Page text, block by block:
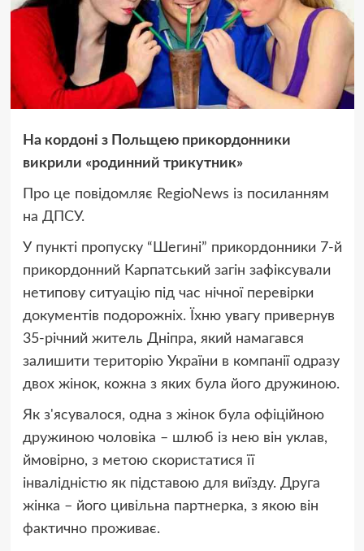
На кордоні з Польщею прикордонники
викрили «родинний трикутник»
Про це повідомляє RegioNews із посиланням
на ДПСУ.
У пункті пропуску “Шегині” прикордонники 7-й
прикордонний Карпатський загін зафіксували
нетипову ситуацію під час нічної перевірки
документів подорожніх. Їхню увагу привернув
35-річний житель Дніпра, який намагався
залишити територію України в компанії одразу
двох жінок, кожна з яких була його дружиною.
Як з'ясувалося, одна з жінок була офіційною
дружиною чоловіка – шлюб із нею він уклав,
ймовірно, з метою скористатися її
інвалідністю як підставою для виїзду. Друга
жінка – його цивільна партнерка, з якою він
фактично проживає.